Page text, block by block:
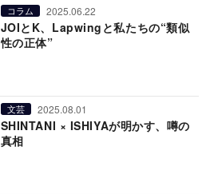
コラム 2025.06.22
JOIとK、Lapwingと私たちの“類似
性の正体”
文芸 2025.08.01
SHINTANI × ISHIYAが明かす、噂の
真相